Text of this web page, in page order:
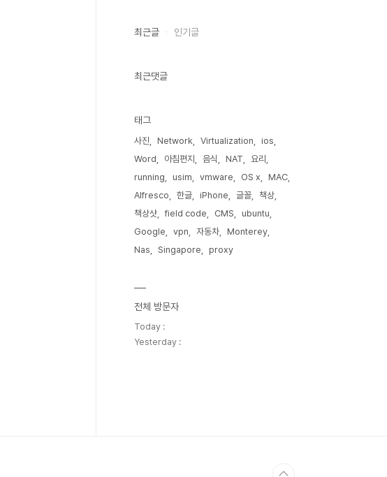
최근글 인기글
최근댓글
태그
사진 Network Virtualization
ios
Word
아침편지 음식 NAT
요리
running
usim vmware OS x
MAC
Alfresco
한글 iPhone 글꼴
책상
책상샷
field code CMS
ubuntu
Google
vpn 자동차
Monterey
Nas
Singapore proxy
전체 방문자
Today :
Yesterday :